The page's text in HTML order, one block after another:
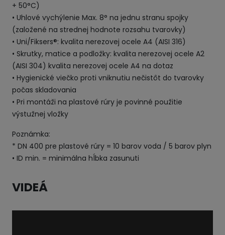
+ 50°C)
• Uhlové vychýlenie Max. 8° na jednu stranu spojky
(založené na strednej hodnote rozsahu tvarovky)
• Uni/Fiksers®: kvalita nerezovej ocele A4 (AISI 316)
• Skrutky, matice a podložky: kvalita nerezovej ocele A2
(AISI 304) kvalita nerezovej ocele A4 na dotaz
• Hygienické viečko proti vniknutiu nečistôt do tvarovky
počas skladovania
• Pri montáži na plastové rúry je povinné použitie
výstužnej vložky
Poznámka:
* DN 400 pre plastové rúry = 10 barov voda / 5 barov plyn
• ID min. = minimálna hĺbka zasunuti
VIDEÁ